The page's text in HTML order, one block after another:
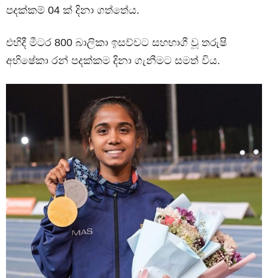
පදක්කම් 04 ක් දිනා ගත්තේය.
එහිදී මීටර 800 බාලිකා ඉසව්වට සහභාගී වූ තරුෂි
අභිෂේකා රන් පදක්කම දිනා ගැනීමට සමත් විය.